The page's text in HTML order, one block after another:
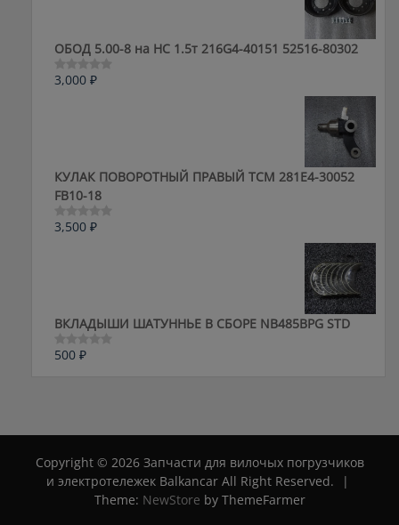
ОБОД 5.00-8 на HC 1.5т 216G4-40151 52516-80302
Оценка
3,000 ₽
КУЛАК ПОВОРОТНЫЙ ПРАВЫЙ ТСМ 281E4-30052
FB10-18
Оценка
3,500 ₽
ВКЛАДЫШИ ШАТУННЬЕ В СБОРЕ NB485BPG STD
Оценка
500 ₽
Copyright © 2026 Запчасти для вилочых погрузчиков
и электротележек Balkancar All Right Reserved.
|
Theme: NewStore by ThemeFarmer